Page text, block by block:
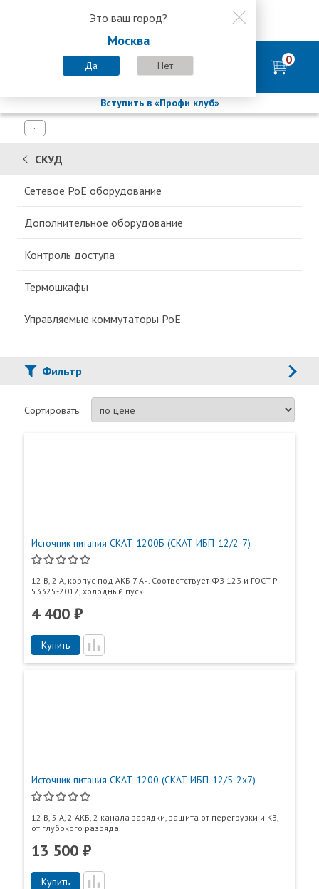
8 800 200-58-35
Это ваш город?
Москва
Да Нет
8 (800) 200-58-35
Пн-Пт с 9:00-18:00. Сб. Вс - выходной 0
Вступить в «Профи клуб»
СКУД
Сетевое PoE оборудование
Дополнительное оборудование
Контроль доступа
Термошкафы
Управляемые коммутаторы PoE
Сортировать:
Фильтр
Источник питания СКАТ-1200Б (СКАТ ИБП-12/2-7)
12 В, 2 А, корпус под АКБ 7 Ач. Соответствует ФЗ 123 и ГОСТ Р
53325-2012, холодный пуск
4 400 ₽
Купить
Источник питания СКАТ-1200 (СКАТ ИБП-12/5-2x7)
12 В, 5 А, 2 АКБ, 2 канала зарядки, защита от перегрузки и КЗ,
от глубокого разряда
13 500 ₽
Купить